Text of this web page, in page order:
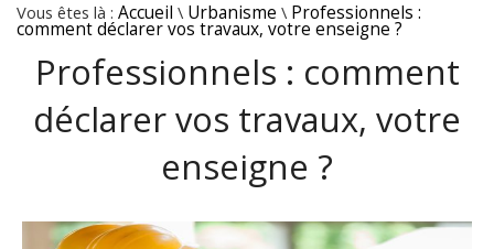
Vous êtes là : Accueil \ Urbanisme \ Professionnels :
comment déclarer vos travaux, votre enseigne ?
Professionnels : comment
déclarer vos travaux, votre
enseigne ?